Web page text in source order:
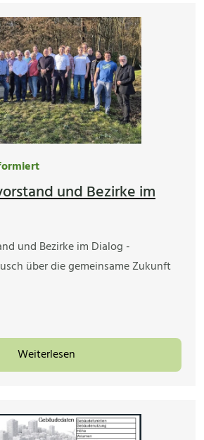
und Bezirke im
und Bezirke im Dialog -
über die gemeinsame Zukunft
Weiterlesen